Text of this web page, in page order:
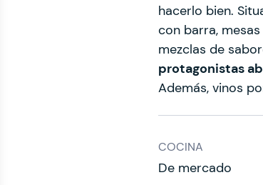
hacerlo bien.
con barra,
mezclas de
protagonistas
Además, vinos
COCINA
De mercado